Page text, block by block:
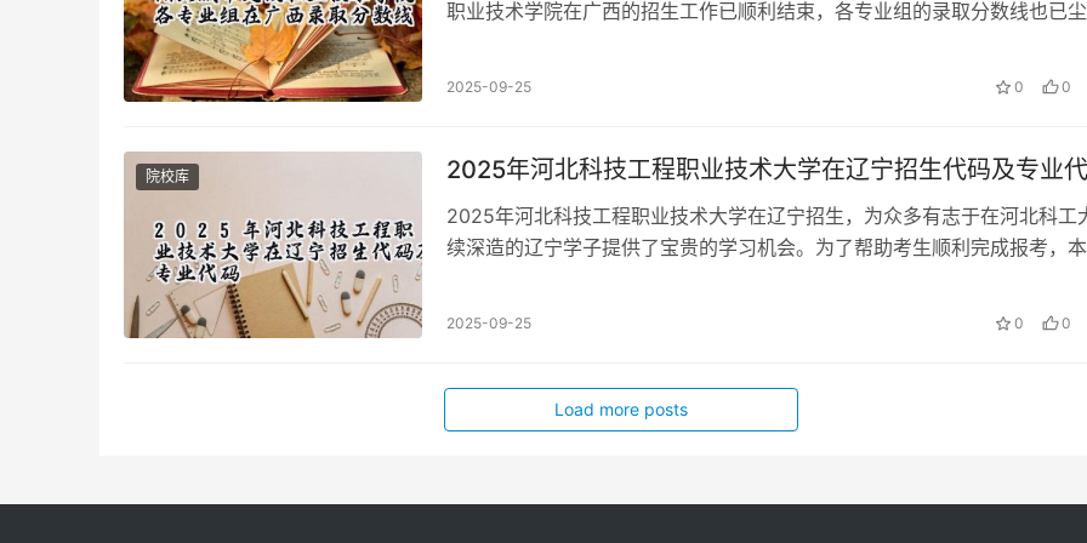
职业技术学院在广西的招生工作已顺利结束，各专业组的录取分数线也已尘
2025-09-25 0 0
院校库 2025年河北科技工程职业技术大学在辽宁招生代码及专业
2025年河北科技工程职业技术大学在辽宁招生，为众多有志于在河北科工
续深造的辽宁学子提供了宝贵的学习机会。为了帮助考生顺利完成报考，本
2025-09-25 0 0
Load more posts